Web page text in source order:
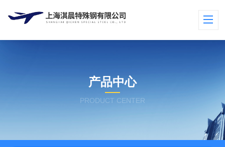
产品中心
PRODUCT CENTER